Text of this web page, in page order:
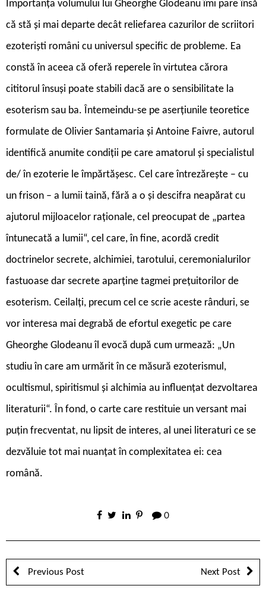
Importanța volumului lui Gheorghe Glodeanu îmi pare însă
că stă și mai departe decât reliefarea cazurilor de scriitori
ezoteriști români cu universul specific de probleme. Ea
constă în aceea că oferă reperele în virtutea cărora
cititorul însuși poate stabili dacă are o sensibilitate la
esoterism sau ba. Întemeindu-se pe aserțiunile teoretice
formulate de Olivier Santamaria și Antoine Faivre, autorul
identifică anumite condiții pe care amatorul și specialistul
de/ în ezoterie le împărtășesc. Cel care întrezărește – cu
un frison – a lumii taină, fără a o și descifra neapărat cu
ajutorul mijloacelor raționale, cel preocupat de „partea
întunecată a lumii“, cel care, în fine, acordă credit
doctrinelor secrete, alchimiei, tarotului, ceremonialurilor
fastuoase dar secrete aparține tagmei prețuitorilor de
esoterism. Ceilalți, precum cel ce scrie aceste rânduri, se
vor interesa mai degrabă de efortul exegetic pe care
Gheorghe Glodeanu îl evocă după cum urmează: „Un
studiu în care am urmărit în ce măsură ezoterismul,
ocultismul, spiritismul și alchimia au influențat dezvoltarea
literaturii“. În fond, o carte care restituie un versant mai
puțin frecventat, nu lipsit de interes, al unei literaturi ce se
dezvăluie tot mai nuanțat în complexitatea ei: cea
română.
0
Previous Post Next Post